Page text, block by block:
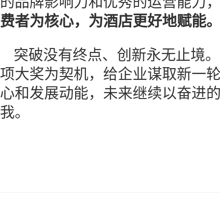
费者为核心，为酒店更好地赋能
突破没有终点、创新永无止境
项大奖为契机，给企业谋取新一
心和发展动能，未来继续以奋进
我。